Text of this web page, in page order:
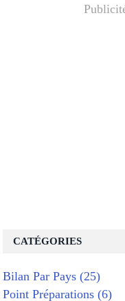
CATÉGORIES
Bilan Par Pays (25)
Point Préparations (6)